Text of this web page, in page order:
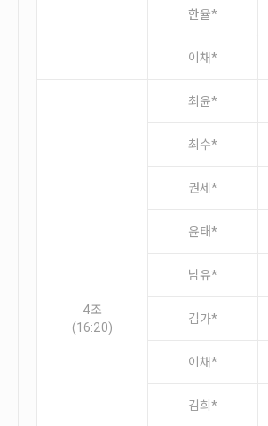
한율*
이채*
4조
(16:20)
최윤*
최수*
권세*
윤태*
남유*
김가*
이채*
김희*